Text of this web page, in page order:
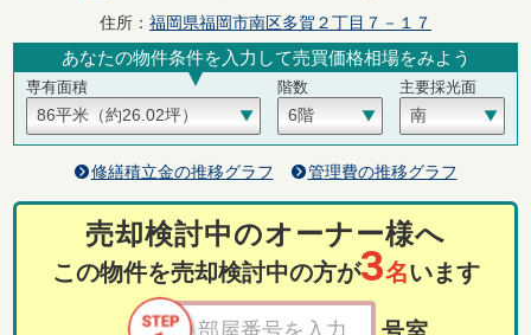
住所： 福岡県福岡市南区多賀２丁目７－１７
あなたの物件条件を入力して売買価格相場をみよう
専有面積 階数 主要採光面
修繕積立金の推移グラフ 管理費の推移グラフ
売却検討中のオーナー様へ
この物件を売却検討中の方が3名います